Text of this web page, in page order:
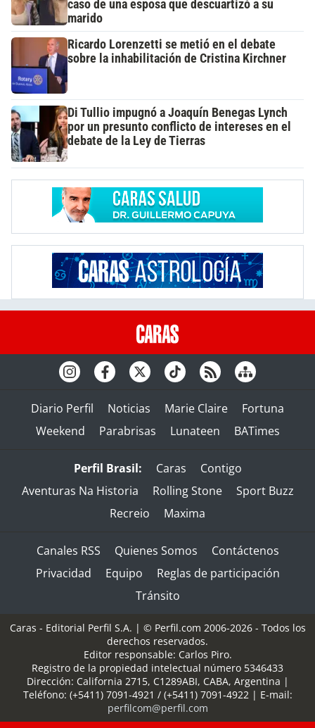
caso de una esposa que descuartizó a su
marido
Ricardo Lorenzetti se metió en el debate
sobre la inhabilitación de Cristina Kirchner
Di Tullio impugnó a Joaquín Benegas Lynch
por un presunto conflicto de intereses en el
debate de la Ley de Tierras
Diario Perfil Noticias Marie Claire
Fortuna
Weekend
Parabrisas Lunateen BATimes
Perfil Brasil: Caras
Contigo
Aventuras Na Historia
Rolling Stone
Sport Buzz
Recreio
Maxima
Canales RSS Quienes Somos
Contáctenos
Privacidad
Equipo
Reglas de participación
Tránsito
Caras - Editorial Perfil S.A. | © Perfil.com 2006-2026 - Todos los
derechos reservados.
Editor responsable: Carlos Piro.
Registro de la propiedad intelectual número 5346433
Dirección: California 2715, C1289ABI, CABA, Argentina |
Teléfono: (+5411) 7091-4921 / (+5411) 7091-4922| E-mail:
perfilcom@perfil.com